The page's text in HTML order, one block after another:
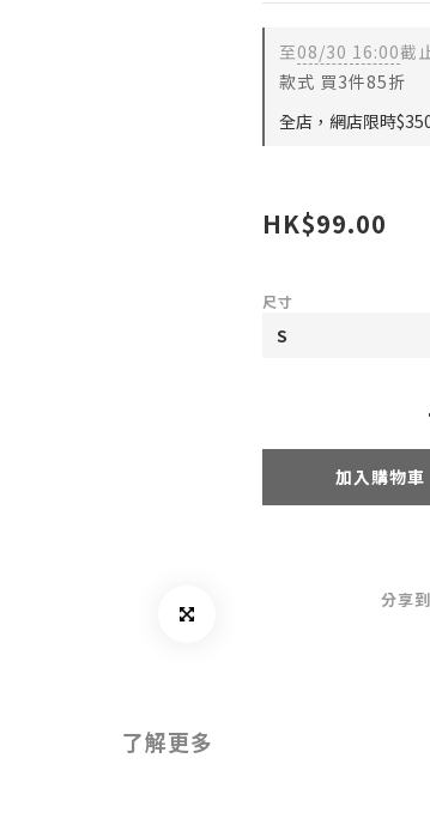
至08/30 16:00截
款式 買3件85折
全店，網店限時
HK$99.00
尺寸
加入購物車
分享到
了解更多